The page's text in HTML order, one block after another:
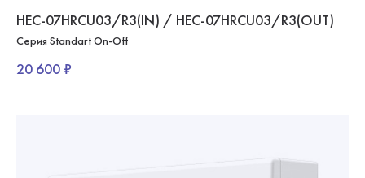
HEC-07HRCU03/R3(IN) / HEC-07HRCU03/R3(OUT)
Серия Standart On-Off
20 600 ₽